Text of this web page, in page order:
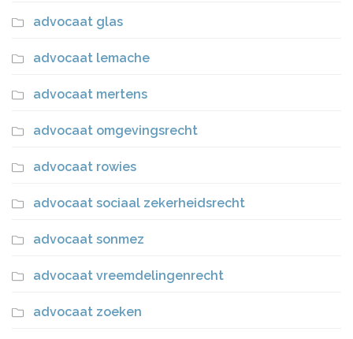
advocaat glas
advocaat lemache
advocaat mertens
advocaat omgevingsrecht
advocaat rowies
advocaat sociaal zekerheidsrecht
advocaat sonmez
advocaat vreemdelingenrecht
advocaat zoeken